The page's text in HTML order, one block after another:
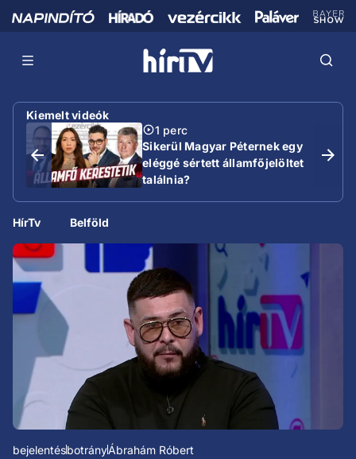
Kiemelt videók
1 perc
Sikerül Magyar Péternek egy
eléggé sértett államfőjelöltet
találnia?
HírTv Belföld
bejelentésbotrányÁbrahám Róbert